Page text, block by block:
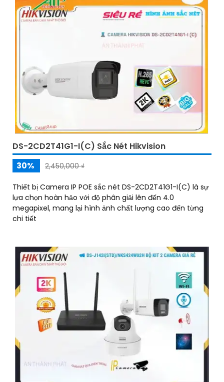
DS-2CD2T41G1-I(C) Sắc Nét Hikvision
30%
2,450,000 ₫
Thiết bị Camera IP POE sắc nét DS-2CD2T41G1-I(C) là sự
lựa chọn hoàn hảo với độ phân giải lên đến 4.0
megapixel, mang lại hình ảnh chất lượng cao đến từng
chi tiết